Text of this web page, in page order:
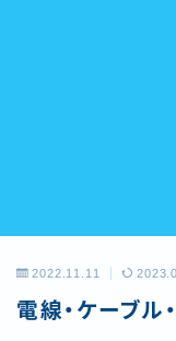
2022.11.11
電線・ケーブル